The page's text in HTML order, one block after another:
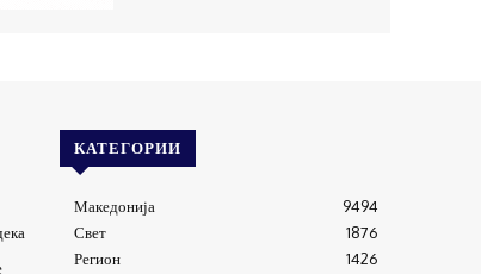
КАТЕГОРИИ
Македонија
9494
Свет
1876
Регион
1426